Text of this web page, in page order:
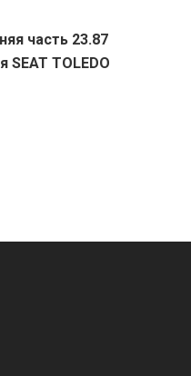
часть 23.87
TOLEDO